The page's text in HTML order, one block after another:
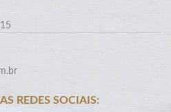
REDES SOCIAIS: